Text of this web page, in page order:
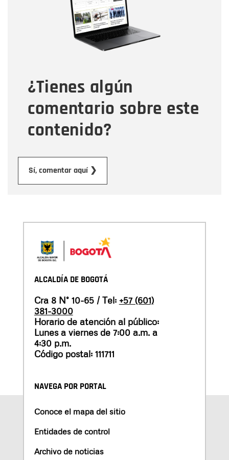
¿Tienes algún
comentario sobre este
contenido?
Sí, comentar aquí ❯
Correo electrónico
Tipo de comentario
Mensaje
ALCALDÍA DE BOGOTÁ
Cra 8 N° 10-65 / Tel: +57 (601)
381-3000
Horario de atención al público:
Lunes a viernes de 7:00 a.m. a
4:30 p.m.
Código postal: 111711
NAVEGA POR PORTAL
Conoce el mapa del sitio
Entidades de control
Archivo de noticias